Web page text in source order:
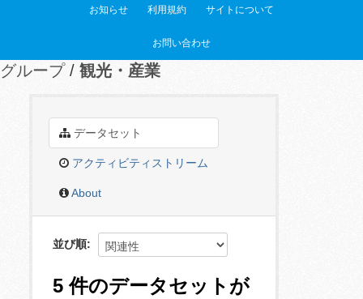
お知らせ 利用規約 サイトについて
お問い合わせ
グループ 観光・産業
データセット
アクティビティストリーム
About
並び順
5 件のデータセットが